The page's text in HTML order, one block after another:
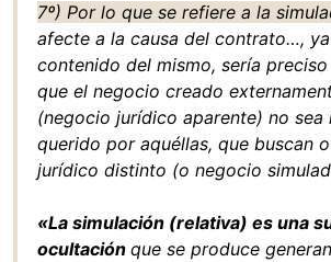
7º) Por lo que se refiere a la
afecte a la causa del contrato…,
contenido del mismo, sería
que el negocio creado
(negocio jurídico aparente) no sea
querido por aquéllas, que buscan
jurídico distinto (o negocio
«La simulación (relativa) es una
ocultación que se produce